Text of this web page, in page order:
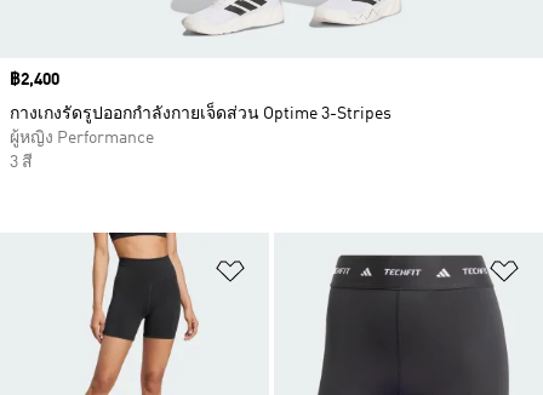
เพิ่มไปยังรายการสินค้าโปรด
Price
฿2,400
กางเกงรัดรูปออกกำลังกายเจ็ดส่วน Optime 3-Stripes
ผู้หญิง Performance
3 สี